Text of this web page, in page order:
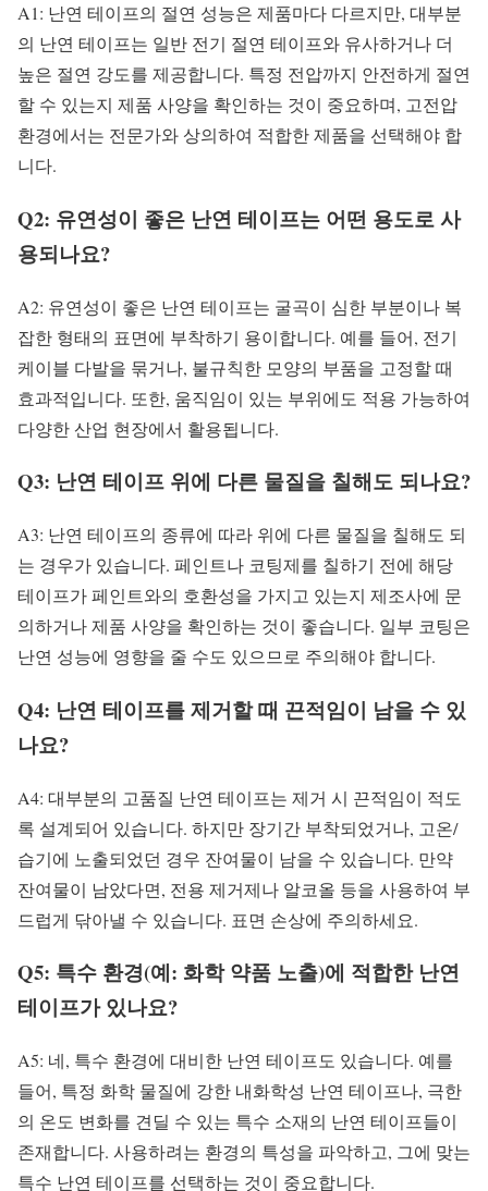
A1: 난연 테이프의 절연 성능은 제품마다 다르지만, 대부분
의 난연 테이프는 일반 전기 절연 테이프와 유사하거나 더
높은 절연 강도를 제공합니다. 특정 전압까지 안전하게 절연
할 수 있는지 제품 사양을 확인하는 것이 중요하며, 고전압
환경에서는 전문가와 상의하여 적합한 제품을 선택해야 합
니다.
Q2: 유연성이 좋은 난연 테이프는 어떤 용도로 사
용되나요?
A2: 유연성이 좋은 난연 테이프는 굴곡이 심한 부분이나 복
잡한 형태의 표면에 부착하기 용이합니다. 예를 들어, 전기
케이블 다발을 묶거나, 불규칙한 모양의 부품을 고정할 때
효과적입니다. 또한, 움직임이 있는 부위에도 적용 가능하여
다양한 산업 현장에서 활용됩니다.
Q3: 난연 테이프 위에 다른 물질을 칠해도 되나요?
A3: 난연 테이프의 종류에 따라 위에 다른 물질을 칠해도 되
는 경우가 있습니다. 페인트나 코팅제를 칠하기 전에 해당
테이프가 페인트와의 호환성을 가지고 있는지 제조사에 문
의하거나 제품 사양을 확인하는 것이 좋습니다. 일부 코팅은
난연 성능에 영향을 줄 수도 있으므로 주의해야 합니다.
Q4: 난연 테이프를 제거할 때 끈적임이 남을 수 있
나요?
A4: 대부분의 고품질 난연 테이프는 제거 시 끈적임이 적도
록 설계되어 있습니다. 하지만 장기간 부착되었거나, 고온/
습기에 노출되었던 경우 잔여물이 남을 수 있습니다. 만약
잔여물이 남았다면, 전용 제거제나 알코올 등을 사용하여 부
드럽게 닦아낼 수 있습니다. 표면 손상에 주의하세요.
Q5: 특수 환경(예: 화학 약품 노출)에 적합한 난연
테이프가 있나요?
A5: 네, 특수 환경에 대비한 난연 테이프도 있습니다. 예를
들어, 특정 화학 물질에 강한 내화학성 난연 테이프나, 극한
의 온도 변화를 견딜 수 있는 특수 소재의 난연 테이프들이
존재합니다. 사용하려는 환경의 특성을 파악하고, 그에 맞는
특수 난연 테이프를 선택하는 것이 중요합니다.